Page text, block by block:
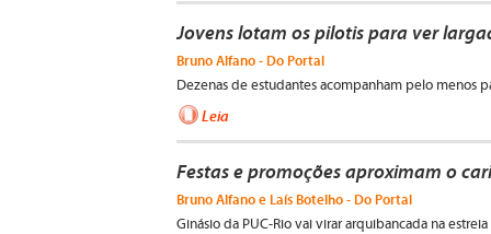
Jovens lotam os pilotis para ver
Bruno Alfano - Do Portal
Dezenas de estudantes acompanham pelo menos
Leia
Festas e promoções aproximam o
Bruno Alfano e Laís Botelho - Do Portal
Ginásio da PUC-Rio vai virar arquibancada na